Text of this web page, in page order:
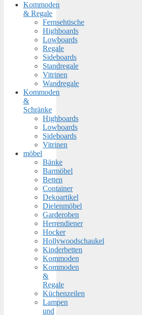
Kommoden
& Regale
Fernsehtische
Highboards
Lowboards
Regale
Sideboards
Standregale
Vitrinen
Wandregale
Kommoden
&
Schränke
Highboards
Lowboards
Sideboards
Vitrinen
möbel
Bänke
Barmöbel
Betten
Container
Dekoartikel
Dielenmöbel
Garderoben
Herrendiener
Hocker
Hollywoodschaukel
Kinderbetten
Kommoden
Kommoden
&
Regale
Küchenzeilen
Lampen
und